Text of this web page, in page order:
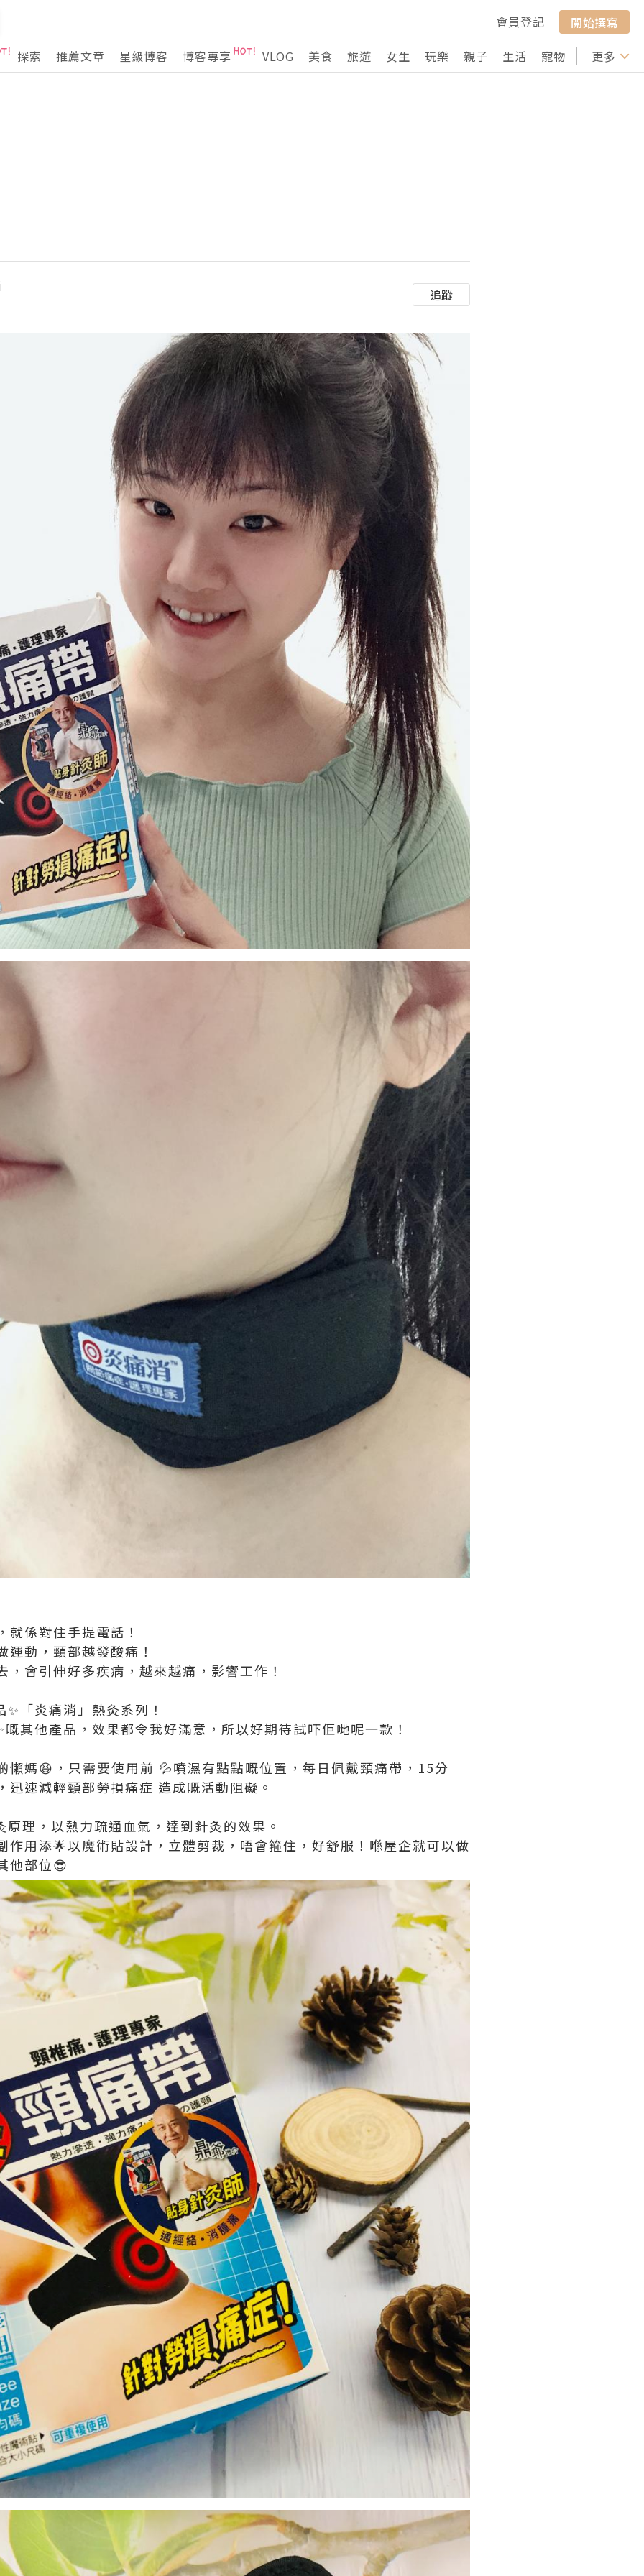
會員登記
開始撰寫
探索
推薦文章 星級博客 博客專享 VLOG 美食 旅遊 女生 玩樂 親子 生活 寵物 行山 打卡
更多
追蹤
係對住手提電話！
動，頸部越發酸痛！
，會引伸好多疾病，越來越痛，影響工作！
「炎痛消」熱灸系列！
其他產品，效果都令我好滿意，所以好期待試吓佢哋呢一款！
懶媽😆，只需要使用前 💦噴濕有點點嘅位置，每日佩戴頸痛帶，15分
迅速減輕頸部勞損痛症 造成嘅活動阻礙。
原理，以熱力疏通血氣，達到針灸的效果。
作用添🌟以魔術貼設計，立體剪裁，唔會箍住，好舒服！喺屋企就可以做
他部位😎